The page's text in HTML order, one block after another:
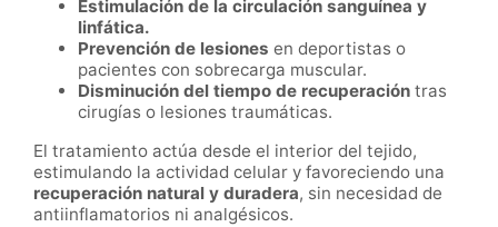
Estimulación de la circulación sanguínea y
linfática.
Prevención de lesiones en deportistas o
pacientes con sobrecarga muscular.
Disminución del tiempo de recuperación tras
cirugías o lesiones traumáticas.
El tratamiento actúa desde el interior del tejido,
estimulando la actividad celular y favoreciendo una
recuperación natural y duradera, sin necesidad de
antiinflamatorios ni analgésicos.